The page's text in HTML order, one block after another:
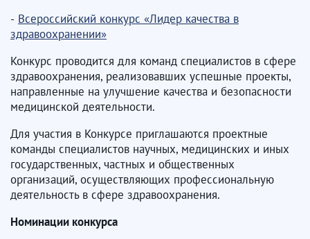
- Всероссийский конкурс «Лидер качества в
здравоохранении»
Конкурс проводится для команд специалистов в сфере
здравоохранения, реализовавших успешные проекты,
направленные на улучшение качества и безопасности
медицинской деятельности.
Для участия в Конкурсе приглашаются проектные
команды специалистов научных, медицинских и иных
государственных, частных и общественных
организаций, осуществляющих профессиональную
деятельность в сфере здравоохранения.
Номинации конкурса